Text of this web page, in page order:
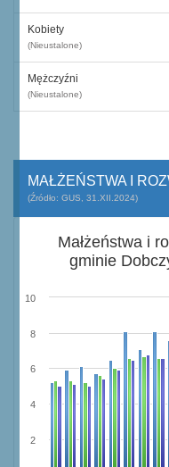
Kobiety
(Nieustalone)
Mężczyźni
(Nieustalone)
MAŁŻEŃSTWA I
(Źródło: GUS, 31.XII.2024)
Małżeństwa i
gminie
2
4
6
8
10